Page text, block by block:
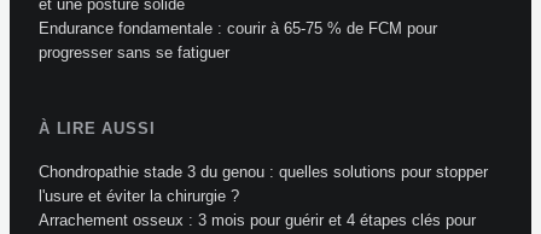
et une posture solide
Endurance fondamentale : courir à 65-75 % de FCM pour
progresser sans se fatiguer
À LIRE AUSSI
Chondropathie stade 3 du genou : quelles solutions pour stopper
l'usure et éviter la chirurgie ?
Arrachement osseux : 3 mois pour guérir et 4 étapes clés pour